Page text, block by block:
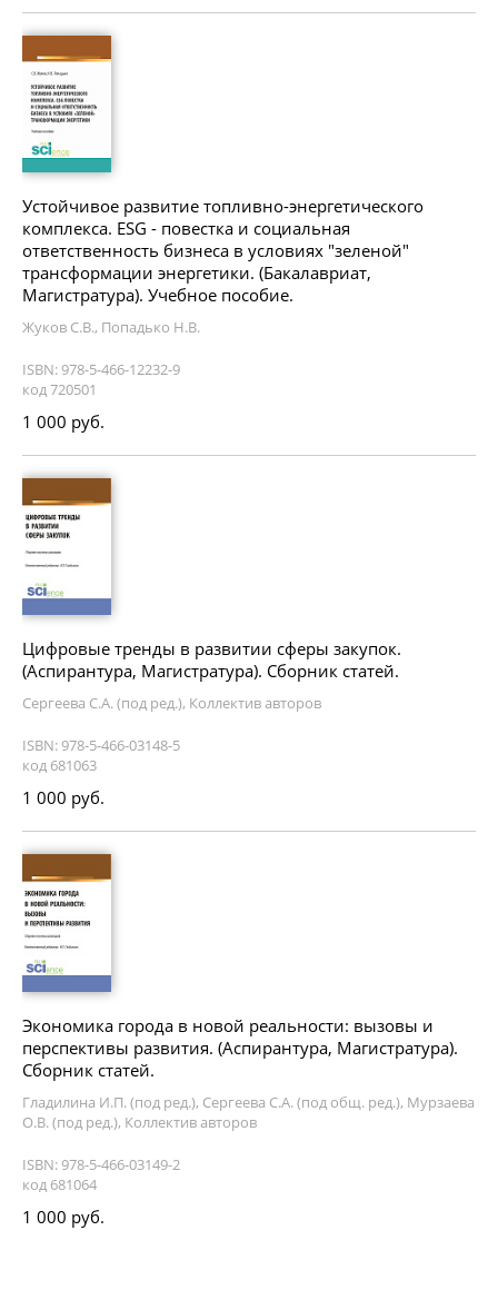
Устойчивое развитие топливно-энергетического
комплекса. ESG - повестка и социальная
ответственность бизнеса в условиях "зеленой"
трансформации энергетики. (Бакалавриат,
Магистратура). Учебное пособие.
Жуков С.В., Попадько Н.В.
ISBN: 978-5-466-12232-9
код 720501
1 000 руб.
Цифровые тренды в развитии сферы закупок.
(Аспирантура, Магистратура). Сборник статей.
Сергеева С.А. (под ред.), Коллектив авторов
ISBN: 978-5-466-03148-5
код 681063
1 000 руб.
Экономика города в новой реальности: вызовы и
перспективы развития. (Аспирантура, Магистратура).
Сборник статей.
Гладилина И.П. (под ред.), Сергеева С.А. (под общ. ред.), Мурзаева
О.В. (под ред.), Коллектив авторов
ISBN: 978-5-466-03149-2
код 681064
1 000 руб.